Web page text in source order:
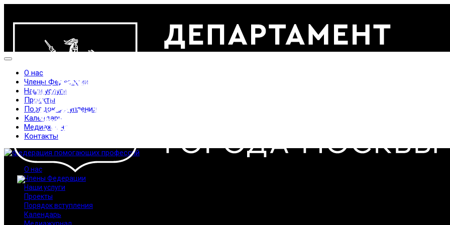
О нас
Члены Федерации
Наши услуги
Проекты
Порядок вступления
Календарь
Медиажурнал
Контакты
О нас
Члены Федерации
Наши услуги
Проекты
Порядок вступления
Календарь